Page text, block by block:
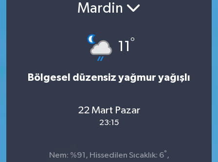
Mardin
11°
Bölgesel düzensiz yağmur yağışlı
22 Mart Pazar
23:15
Nem: %91, Hissedilen Sıcaklık: 6° ,